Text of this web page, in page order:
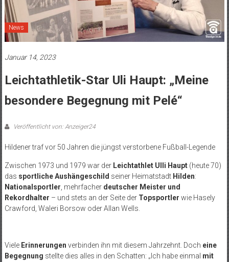
News
Januar 14, 2023
Leichtathletik-Star Uli Haupt: „Meine
besondere Begegnung mit Pelé“
Veröffentlicht von: Anzeiger24
Hildener traf vor 50 Jahren die jüngst verstorbene Fußball-Legende
Zwischen 1973 und 1979 war derLeichtathlet Ulli Haupt(heute 70)
das sportliche Aushängeschild seiner Heimatstadt Hilden:
Nationalsportler , mehrfacher deutscher Meister und
Rekordhalter – und stets an der Seite der Topsportler wie Hasely
Crawford, Waleri Borsow oder Allan Wells.
Viele Erinnerungen verbinden ihn mit diesem Jahrzehnt. Doch eine
Begegnung stellte dies alles in den Schatten: „Ich habe einmal mit